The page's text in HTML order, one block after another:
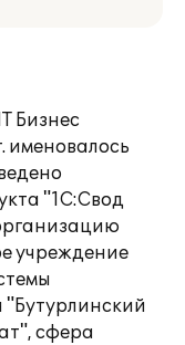
Бизнес
именовалось
"1С:Свод
учреждение
сфера